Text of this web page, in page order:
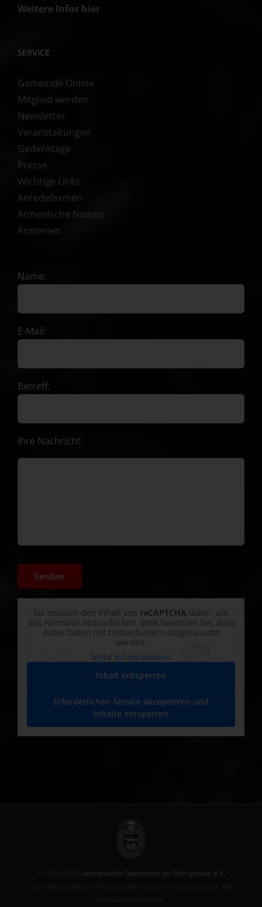
Weitere Infos hier
SERVICE
Gemeinde Online
Mitglied werden
Newsletter
Veranstaltungen
Gedenktage
Presse
Wichtige Links
Anredeformen
Armenische Namen
Armenien
Name:
E-Mail:
Betreff:
Ihre Nachricht:
Sie müssen den Inhalt von reCAPTCHA laden, um
das Formular abzuschicken. Bitte beachten Sie, dass
dabei Daten mit Drittanbietern ausgetauscht
werden.
Mehr Informationen
Inhalt entsperren
Erforderlichen Service akzeptieren und
Inhalte entsperren
Armenische Gemeinde im Ruhrgebiet e.V.